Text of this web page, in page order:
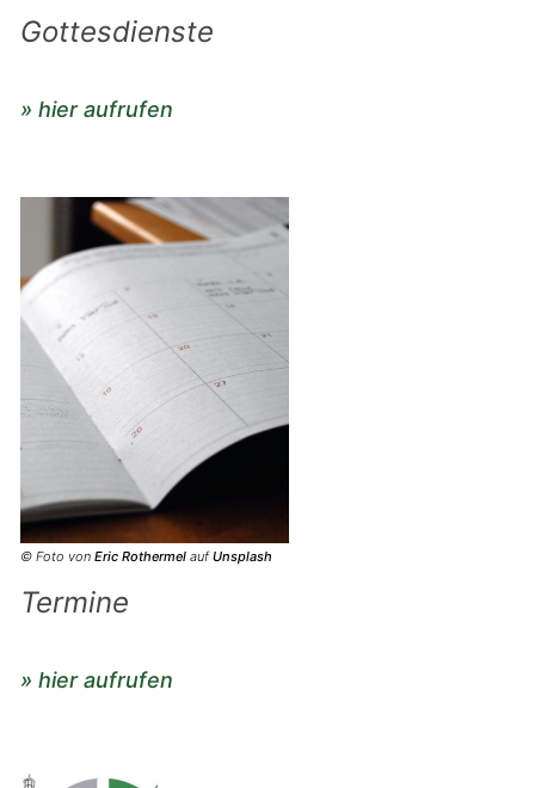
Gottesdienste
» hier aufrufen
© Foto von Eric Rothermel aufUnsplash
Termine
» hier aufrufen